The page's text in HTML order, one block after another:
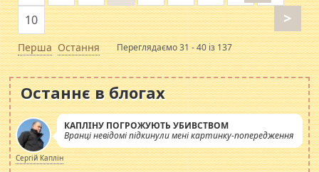
Перша
10
>
Остання Переглядаємо 31 - 40 із 137
Останнє в блогах
КАПЛІНУ ПОГРОЖУЮТЬ УБИВСТВОМ
Вранці невідомі підкинули мені картинку-попередження
Сергій Каплін